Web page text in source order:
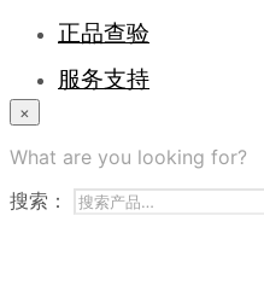
正品查验
服务支持
常见问题
商务合作
×
What are you looking for?
搜索：